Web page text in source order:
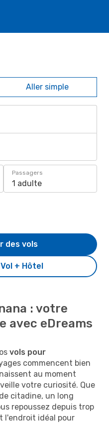
Aller simple
Passagers
1 adulte
+ Hôtel
des vols
: votre
avec eDreams
vols pour
commencent bien
au moment
votre curiosité. Que
citadine, un long
repoussez depuis trop
l'endroit idéal pour